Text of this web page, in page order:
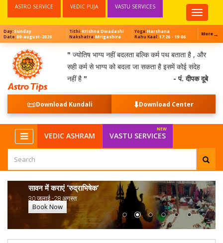
Top
Menu
ASTRO SERVICE VEDIC PUJA VASTU SERVICES
Day:Sunday
Date:09-august-2026
Tithi:Krishna Dwadashi
Nakshatra:Mrigashira
Yoga:Harshana
Rahu Kaal:17:26 - 19:06 More→
" ज्योतिष भाग्य नहीं बदलता बल्कि कर्म पथ बताता है , और
सही कर्म से भाग्य को बदला जा सकता है इसमें कोई संदेह
नहीं है " - पं. दीपक दूबे
📜Download Kundali ⬇️Download Center
VEDIC ASHRAM VASTU SERVICES
सावन में कराएं ‘रुद्राभिषेक’
30 जुलाई -28 अगस्त
Book Now